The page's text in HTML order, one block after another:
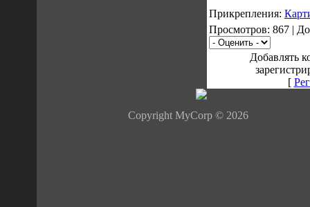
Прикрепления:
Просмотров: 867 |
Добавлять
[
Copyright MyCorp © 2026